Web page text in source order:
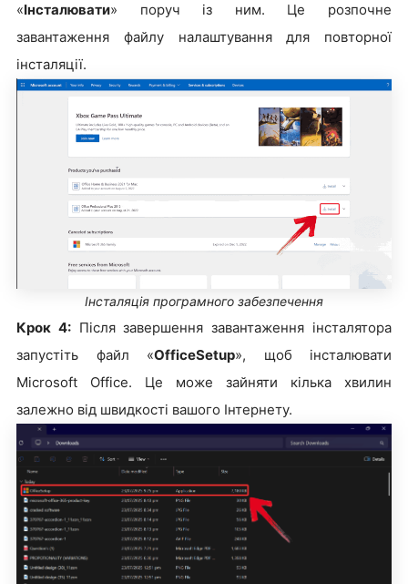
«Інсталювати» поруч із ним. Це розпочне
завантаження файлу налаштування для повторної
інсталяції.
Інсталяція програмного забезпечення
Крок 4:Після завершення завантаження інсталятора
запустіть файл «OfficeSetup», щоб інсталювати
Microsoft Office. Це може зайняти кілька хвилин
залежно від швидкості вашого Інтернету.